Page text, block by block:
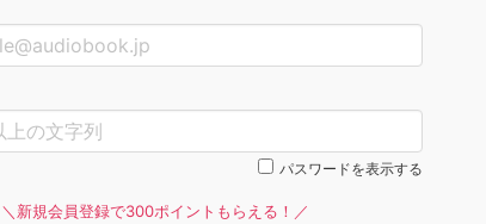
パスワードを表示する
＼新規会員登録で300ポイントもらえる！／